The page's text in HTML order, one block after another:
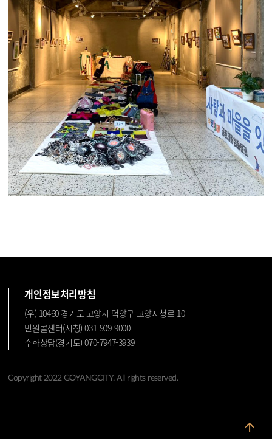
개인정보처리방침
(우) 10460 경기도 고양시 덕양구 고양시청로 10
민원콜센터(시청) 031-909-9000
수화상담(경기도) 070-7947-3939
Copyright 2022 GOYANGCITY. All rights reserved.